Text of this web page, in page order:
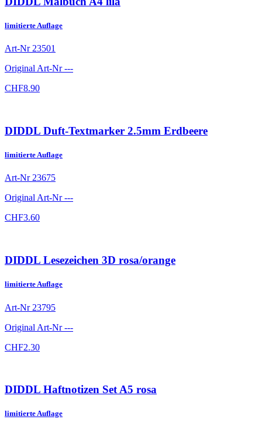
limitierte Auflage
Art-Nr23501
Original Art-Nr---
CHF8.90
DIDDL Duft-Textmarker 2.5mm Erdbeere
limitierte Auflage
Art-Nr23675
Original Art-Nr---
CHF3.60
DIDDL Lesezeichen 3D rosa/orange
limitierte Auflage
Art-Nr 23795
Original Art-Nr---
CHF2.30
DIDDL Haftnotizen Set A5 rosa
limitierte Auflage